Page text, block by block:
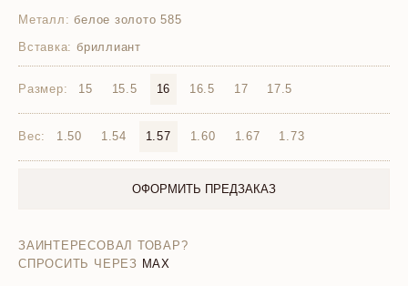
Металл: белое золото 585
Вставка: бриллиант
Размер: 15 15.5 16 16.5 17 17.5
Вес: 1.50 1.54 1.57 1.60 1.67 1.73
ОФОРМИТЬ ПРЕДЗАКАЗ
ЗАИНТЕРЕСОВАЛ ТОВАР?
СПРОСИТЬ ЧЕРЕЗ MAX